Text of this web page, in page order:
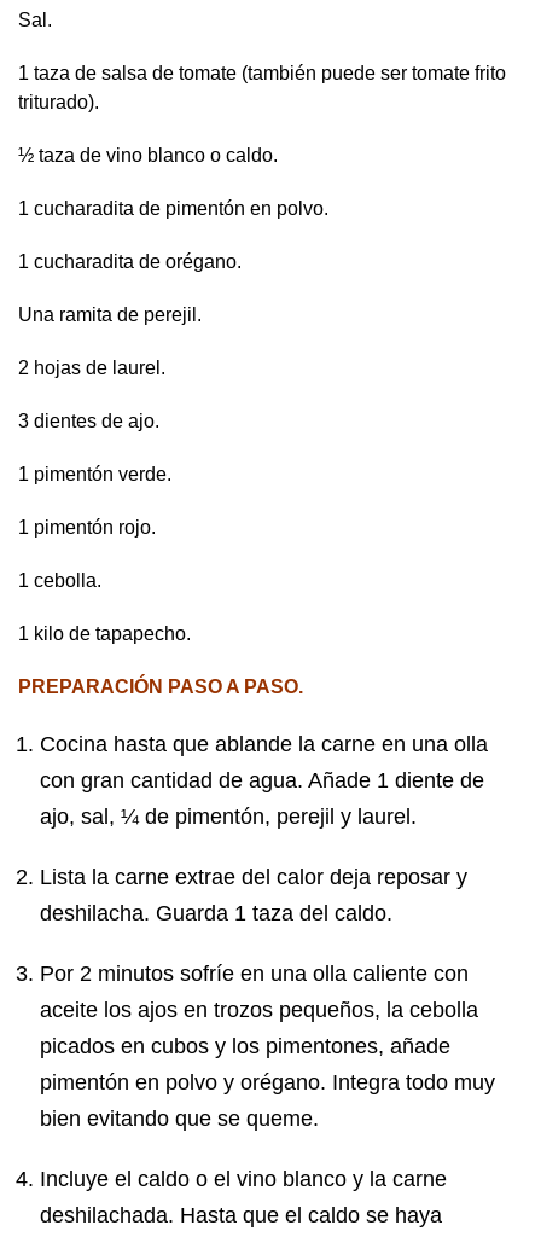
Sal.
1 taza de salsa de tomate (también puede ser tomate frito
triturado).
½ taza de vino blanco o caldo.
1 cucharadita de pimentón en polvo.
1 cucharadita de orégano.
Una ramita de perejil.
2 hojas de laurel.
3 dientes de ajo.
1 pimentón verde.
1 pimentón rojo.
1 cebolla.
1 kilo de tapapecho.
PREPARACIÓN PASO A PASO.
Cocina hasta que ablande la carne en una olla
con gran cantidad de agua. Añade 1 diente de
ajo, sal, ¼ de pimentón, perejil y laurel.
Lista la carne extrae del calor deja reposar y
deshilacha. Guarda 1 taza del caldo.
Por 2 minutos sofríe en una olla caliente con
aceite los ajos en trozos pequeños, la cebolla
picados en cubos y los pimentones, añade
pimentón en polvo y orégano. Integra todo muy
bien evitando que se queme.
Incluye el caldo o el vino blanco y la carne
deshilachada. Hasta que el caldo se haya